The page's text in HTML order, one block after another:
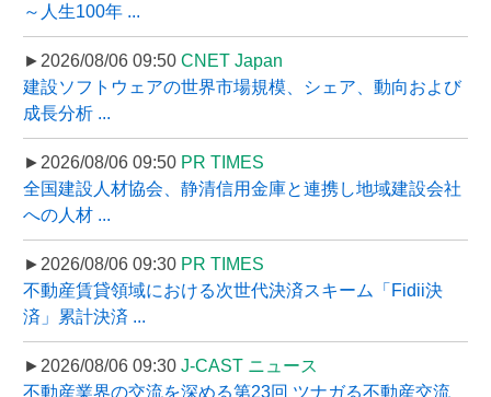
～人生100年 ...
►2026/08/06 09:50 CNET Japan
建設ソフトウェアの世界市場規模、シェア、動向および
成長分析 ...
►2026/08/06 09:50 PR TIMES
全国建設人材協会、静清信用金庫と連携し地域建設会社
への人材 ...
►2026/08/06 09:30 PR TIMES
不動産賃貸領域における次世代決済スキーム「Fidii決
済」累計決済 ...
►2026/08/06 09:30 J-CAST ニュース
不動産業界の交流を深める第23回 ツナガる不動産交流